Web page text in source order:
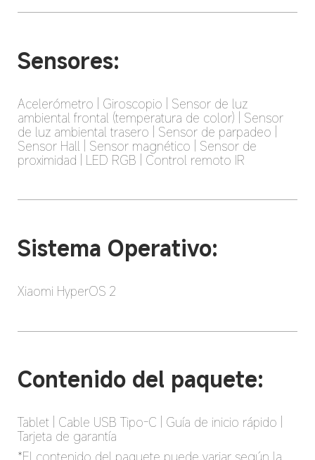
Sensores:
Acelerómetro | Giroscopio | Sensor de luz
ambiental frontal (temperatura de color) | Sensor
de luz ambiental trasero | Sensor de parpadeo |
Sensor Hall | Sensor magnético | Sensor de
proximidad | LED RGB | Control remoto IR
Sistema Operativo:
Xiaomi HyperOS 2
Contenido del paquete:
Tablet | Cable USB Tipo-C | Guía de inicio rápido |
Tarjeta de garantía
*El contenido del paquete puede variar según la